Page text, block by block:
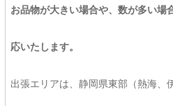
お品物が大きい場合や、数が多い場
応いたします。
出張エリアは、静岡県東部（熱海、